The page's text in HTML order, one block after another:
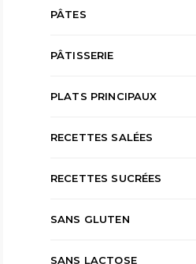
PÂTES
PÂTISSERIE
PLATS PRINCIPAUX
RECETTES SALÉES
RECETTES SUCRÉES
SANS GLUTEN
SANS LACTOSE